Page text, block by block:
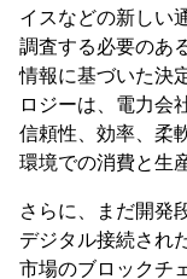
イスなどの新しい
調査する必要のあ
情報に基づいた決
ロジーは、電力会
信頼性、効率、柔
環境での消費と生
さらに、まだ開発
デジタル接続され
市場のブロックチ